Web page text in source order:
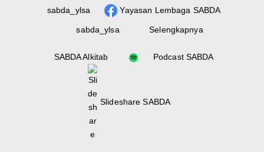
sabda_ylsa Yayasan Lembaga SABDA
sabda_ylsa Selengkapnya
SABDA Alkitab Podcast SABDA
Slideshare SABDA